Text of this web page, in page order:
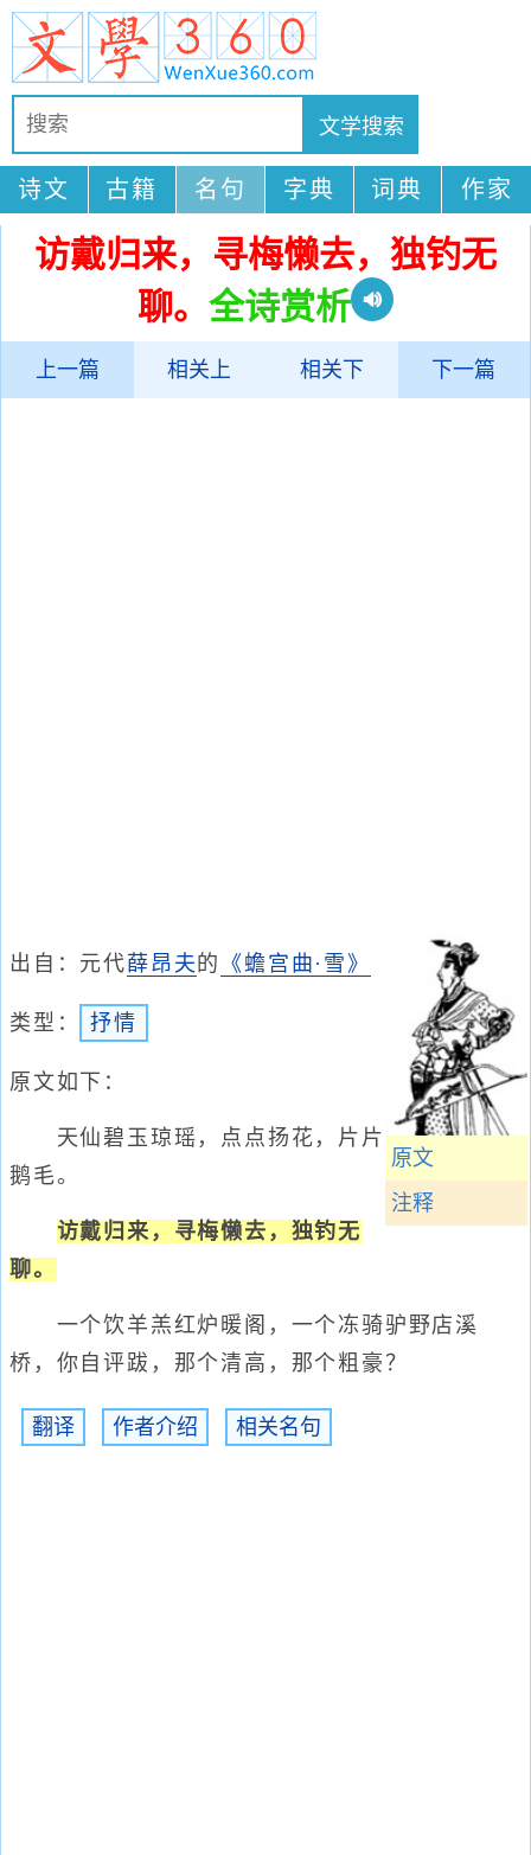
诗文 古籍 名句 字典 词典 作家
访戴归来，寻梅懒去，独钓无
聊。 全诗赏析
上一篇 相关上 相关下 下一篇
原文
注释
出自：元代薛昂夫 的 《蟾宫曲·雪》
类型： 抒情
原文如下：
天仙碧玉琼瑶，点点扬花，片片
鹅毛。
访戴归来，寻梅懒去，独钓无
聊。
一个饮羊羔红炉暖阁，一个冻骑驴野店溪
桥，你自评跋，那个清高，那个粗豪？
翻译 作者介绍 相关名句